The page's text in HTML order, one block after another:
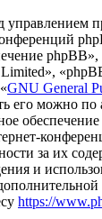
phpBB»,
GNU General
его можно по
за их
и
https://